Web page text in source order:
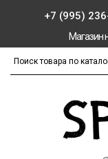
+7 (995)
Магазин